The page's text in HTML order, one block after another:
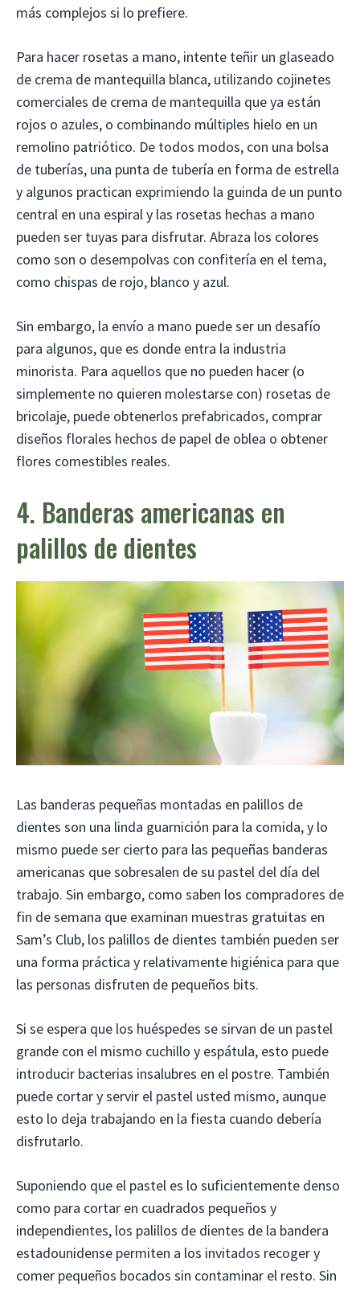
más complejos si lo prefiere.
Para hacer rosetas a mano, intente teñir un glaseado
de crema de mantequilla blanca, utilizando cojinetes
comerciales de crema de mantequilla que ya están
rojos o azules, o combinando múltiples hielo en un
remolino patriótico. De todos modos, con una bolsa
de tuberías, una punta de tubería en forma de estrella
y algunos practican exprimiendo la guinda de un punto
central en una espiral y las rosetas hechas a mano
pueden ser tuyas para disfrutar. Abraza los colores
como son o desempolvas con confitería en el tema,
como chispas de rojo, blanco y azul.
Sin embargo, la envío a mano puede ser un desafío
para algunos, que es donde entra la industria
minorista. Para aquellos que no pueden hacer (o
simplemente no quieren molestarse con) rosetas de
bricolaje, puede obtenerlos prefabricados, comprar
diseños florales hechos de papel de oblea o obtener
flores comestibles reales.
4. Banderas americanas en
palillos de dientes
Las banderas pequeñas montadas en palillos de
dientes son una linda guarnición para la comida, y lo
mismo puede ser cierto para las pequeñas banderas
americanas que sobresalen de su pastel del día del
trabajo. Sin embargo, como saben los compradores de
fin de semana que examinan muestras gratuitas en
Sam’s Club, los palillos de dientes también pueden ser
una forma práctica y relativamente higiénica para que
las personas disfruten de pequeños bits.
Si se espera que los huéspedes se sirvan de un pastel
grande con el mismo cuchillo y espátula, esto puede
introducir bacterias insalubres en el postre. También
puede cortar y servir el pastel usted mismo, aunque
esto lo deja trabajando en la fiesta cuando debería
disfrutarlo.
Suponiendo que el pastel es lo suficientemente denso
como para cortar en cuadrados pequeños y
independientes, los palillos de dientes de la bandera
estadounidense permiten a los invitados recoger y
comer pequeños bocados sin contaminar el resto. Sin